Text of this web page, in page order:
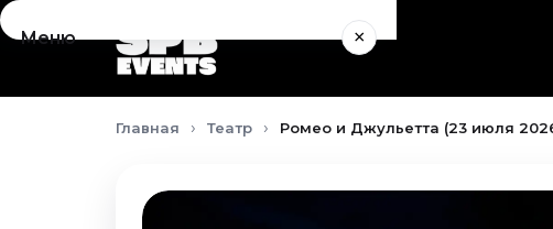
Меню ×
Концерты
Август 2026Главная Театр Ромео и Джульетта (23 июля